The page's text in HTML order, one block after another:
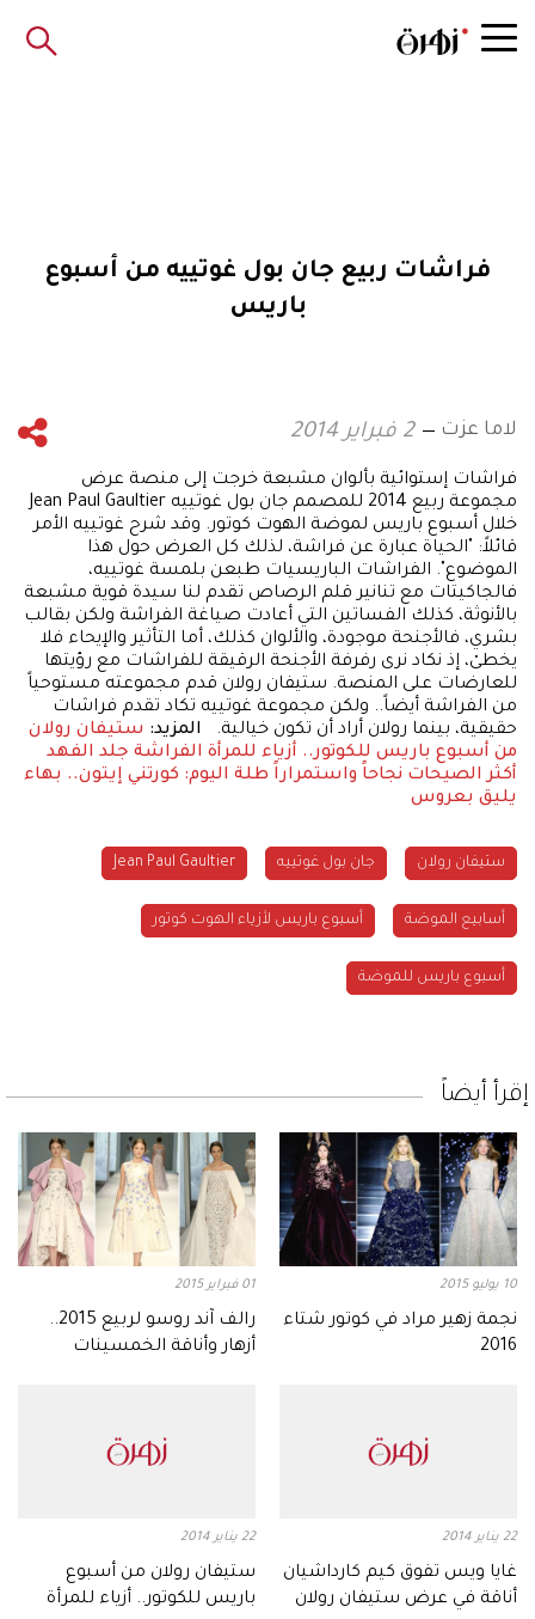
فراشات ربيع جان بول غوتييه من أسبوع
باريس
لاما عزت 2 فبراير 2014
فراشات إستوائية بألوان مشبعة خرجت إلى منصة عرض
مجموعة ربيع 2014 للمصمم جان بول غوتييه Jean Paul Gaultier
خلال أسبوع باريس لموضة الهوت كوتور. وقد شرح غوتييه الأمر
قائلاً: "الحياة عبارة عن فراشة، لذلك كل العرض حول هذا
الموضوع". الفراشات الباريسيات طبعن بلمسة غوتييه،
فالجاكيتات مع تنانير قلم الرصاص تقدم لنا سيدة قوية مشبعة
بالأنوثة، كذلك الفساتين التي أعادت صياغة الفراشة ولكن بقالب
بشري، فالأجنحة موجودة، والألوان كذلك، أما التأثير والإيحاء فلا
يخطىْ، إذ نكاد نرى رفرفة الأجنحة الرقيقة للفراشات مع رؤيتها
للعارضات على المنصة. ستيفان رولان قدم مجموعته مستوحياً
من الفراشة أيضاً.. ولكن مجموعة غوتييه تكاد تقدم فراشات
حقيقية، بينما رولان أراد أن تكون خيالية.
المزيد: ستيفان رولان
من أسبوع باريس للكوتور.. أزياء للمرأة الفراشة جلد الفهد
أكثر الصيحات نجاحاً واستمراراً طلة اليوم: كورتني إيتون.. بهاء
يليق بعروس
ستيفان رولان جان بول غوتييه Jean Paul Gaultier
أسابيع الموضة أسبوع باريس لأزياء الهوت كوتور
أسبوع باريس للموضة
إقرأ أيضاً
10 يوليو 2015
نجمة زهير مراد في كوتور شتاء
2016
01 فبراير 2015
رالف آند روسو لربيع 2015..
أزهار وأناقة الخمسينات
22 يناير 2014
غايا ويس تفوق كيم كارداشيان
أناقة في عرض ستيفان رولان
22 يناير 2014
ستيفان رولان من أسبوع
باريس للكوتور.. أزياء للمرأة